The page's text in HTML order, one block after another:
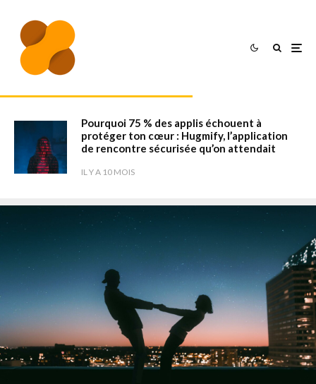
Pourquoi 75 % des applis échouent à
protéger ton cœur : Hugmify, l’application
de rencontre sécurisée qu’on attendait
IL Y A 10 MOIS